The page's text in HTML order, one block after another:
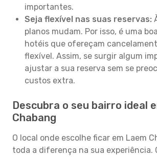
importantes.
Seja flexível nas suas reservas:
planos mudam. Por isso, é uma
hotéis que ofereçam
flexível. Assim, se surgir algum
ajustar a sua reserva sem se
custos extra.
Descubra o seu bairro ideal
Chabang
O local onde escolhe ficar em Laem
toda a diferença na sua experiência.